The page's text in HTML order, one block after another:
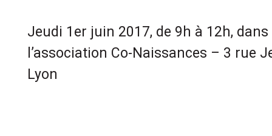
Jeudi 1er juin 2017, de 9h à 12h,
l’association Co-Naissances – 3 rue
Lyon